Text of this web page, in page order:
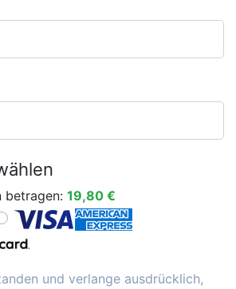
betragen: 19,80 €
und verlange ausdrücklich,